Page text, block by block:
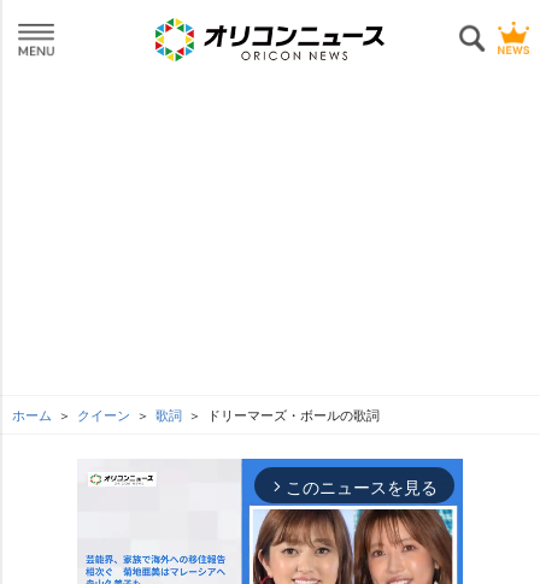
ホーム クイーン 歌詞 ドリーマーズ・ボールの歌詞
arrow_forward_ios このニュースを見る